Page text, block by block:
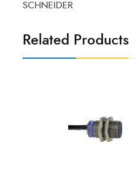
SCHNEIDER
Related Products